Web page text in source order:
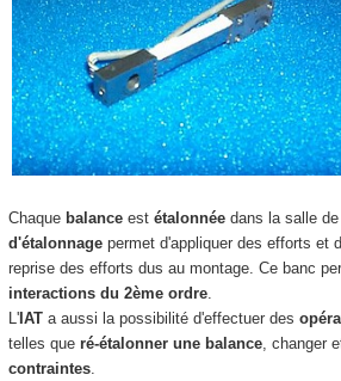
Chaque balanceest étalonnée dans la salle
d'étalonnagepermet d'appliquer des efforts et
reprise des efforts dus au montage. Ce banc
interactions du 2ème ordre.
L'IATa aussi la possibilité d'effectuer des
telles que ré-étalonner une balance, changer
contraintes.